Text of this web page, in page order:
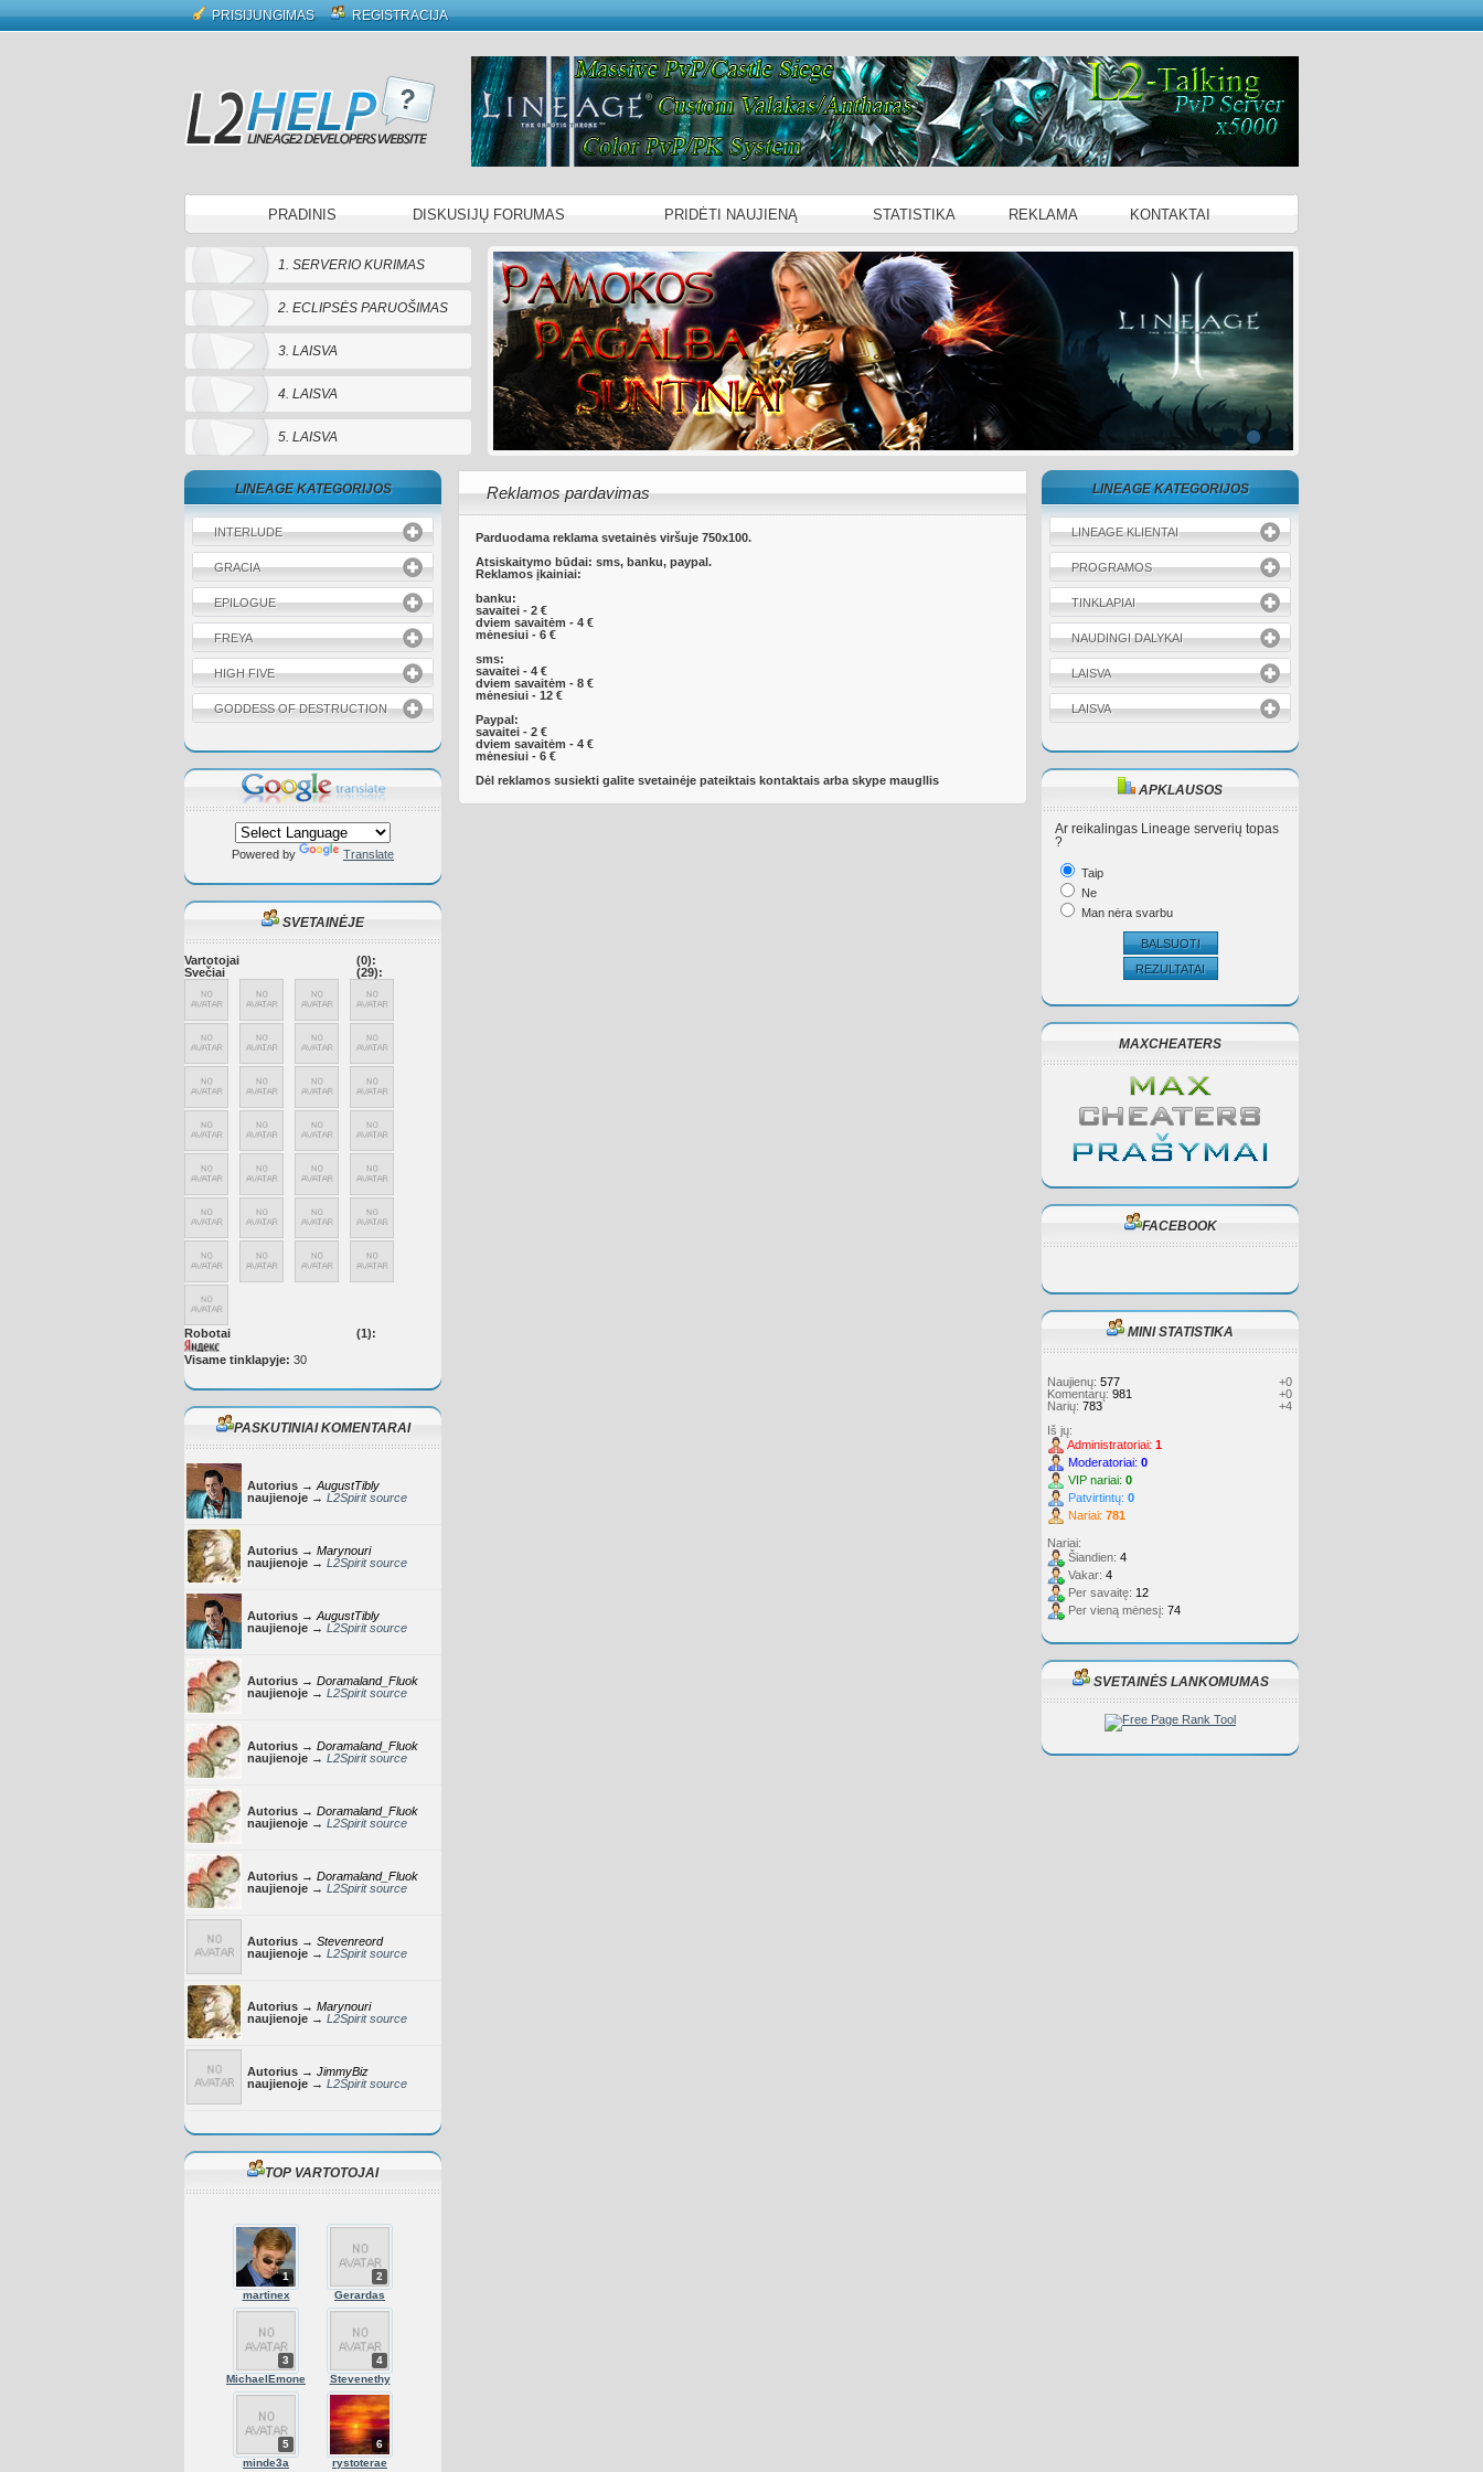
PRISIJUNGIMAS REGISTRACIJA
PRADINIS DISKUSIJŲ FORUMAS PRIDĖTI NAUJIENĄ STATISTIKA REKLAMA KONTAKTAI
1. SERVERIO KURIMAS
2. ECLIPSĖS PARUOŠIMAS
3. LAISVA
4. LAISVA
5. LAISVA
LINEAGE KATEGORIJOS
INTERLUDE
GRACIA
EPILOGUE
FREYA
HIGH FIVE
GODDESS OF DESTRUCTION
Powered by Translate
SVETAINĖJE
Vartotojai
(0):
Svečiai
(29):
Robotai
(1):
Visame tinklapyje: 30
PASKUTINIAI KOMENTARAI
Autorius → AugustTibly
naujienoje → L2Spirit source
Autorius → Marynouri
naujienoje → L2Spirit source
Autorius → AugustTibly
naujienoje → L2Spirit source
Autorius → Doramaland_Fluok
naujienoje → L2Spirit source
Autorius → Doramaland_Fluok
naujienoje → L2Spirit source
Autorius → Doramaland_Fluok
naujienoje → L2Spirit source
Autorius → Doramaland_Fluok
naujienoje → L2Spirit source
Autorius → Stevenreord
naujienoje → L2Spirit source
Autorius → Marynouri
naujienoje → L2Spirit source
Autorius → JimmyBiz
naujienoje → L2Spirit source
TOP VARTOTOJAI
1
martinex
2
Gerardas
3
MichaelEmone
4
Stevenethy
5
minde3a
6
rystoterae
Reklamos pardavimas
Parduodama reklama svetainės viršuje 750x100.
Atsiskaitymo būdai: sms, banku, paypal.
Reklamos įkainiai:
banku:
savaitei - 2 €
dviem savaitėm - 4 €
mėnesiui - 6 €
sms:
savaitei - 4 €
dviem savaitėm - 8 €
mėnesiui - 12 €
Paypal:
savaitei - 2 €
dviem savaitėm - 4 €
mėnesiui - 6 €
Dėl reklamos susiekti galite svetainėje pateiktais kontaktais arba skype maugllis
LINEAGE KATEGORIJOS
LINEAGE KLIENTAI
PROGRAMOS
TINKLAPIAI
NAUDINGI DALYKAI
LAISVA
LAISVA
APKLAUSOS
Ar reikalingas Lineage serverių topas
?
Taip
Ne
Man nėra svarbu
BALSUOTI
REZULTATAI
MAXCHEATERS
FACEBOOK
MINI STATISTIKA
+0
Naujienų: 577
+0
Komentarų: 981
+4
Narių: 783
Iš jų:
Administratoriai: 1
Moderatoriai: 0
VIP nariai: 0
Patvirtintų: 0
Nariai: 781
Nariai:
Šiandien: 4
Vakar: 4
Per savaitę: 12
Per vieną mėnesį: 74
SVETAINĖS LANKOMUMAS